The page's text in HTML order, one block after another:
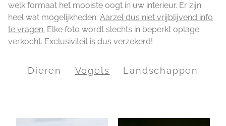
welk formaat het mooiste oogt in uw interieur. Er zijn
heel wat mogelijkheden. Aarzel dus niet vrijblijvend info
te vragen. Elke foto wordt slechts in beperkt oplage
verkocht. Exclusiviteit is dus verzekerd!
Dieren Vogels Landschappen